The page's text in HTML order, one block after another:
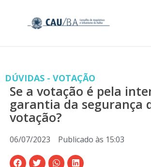
DÚVIDAS - VOTAÇÃO
Se a votação é pela
garantia da segurança
votação?
06/07/2023 Publicado às 15:03